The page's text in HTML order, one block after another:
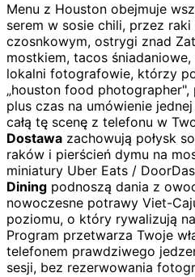
Menu z Houston obejmuje
serem w sosie chili, przez
czosnkowym, ostrygi znad
mostkiem, tacos
lokalni fotografowie, którzy
„houston food
plus czas na umówienie
całą tę scenę z telefonu w
Dostawa zachowują połysk
raków i pierścień dymu na
miniatury Uber Eats /
Dining podnoszą dania z
nowoczesne potrawy Viet-
poziomu, o który rywalizują
Program przetwarza Twoje
telefonem prawdziwego
sesji, bez rezerwowania